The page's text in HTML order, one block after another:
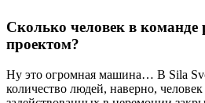
Сколько человек в команде
проектом?
Ну это огромная машина… В Sila
количество людей, наверно, человек